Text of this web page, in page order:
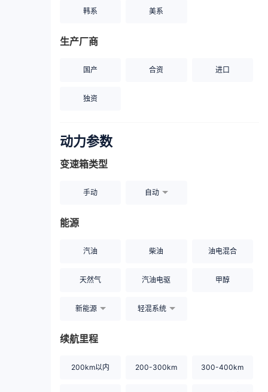
韩系 美系
生产厂商
国产 合资 进口
独资
动力参数
变速箱类型
手动 自动
能源
汽油 柴油 油电混合
天然气 汽油电驱 甲醇
新能源 轻混系统
续航里程
200km以内 200-300km 300-400km